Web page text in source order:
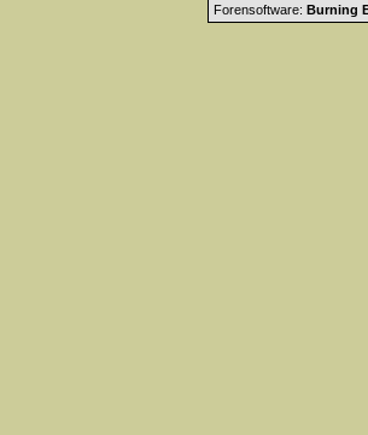
Forensoftware: Burning